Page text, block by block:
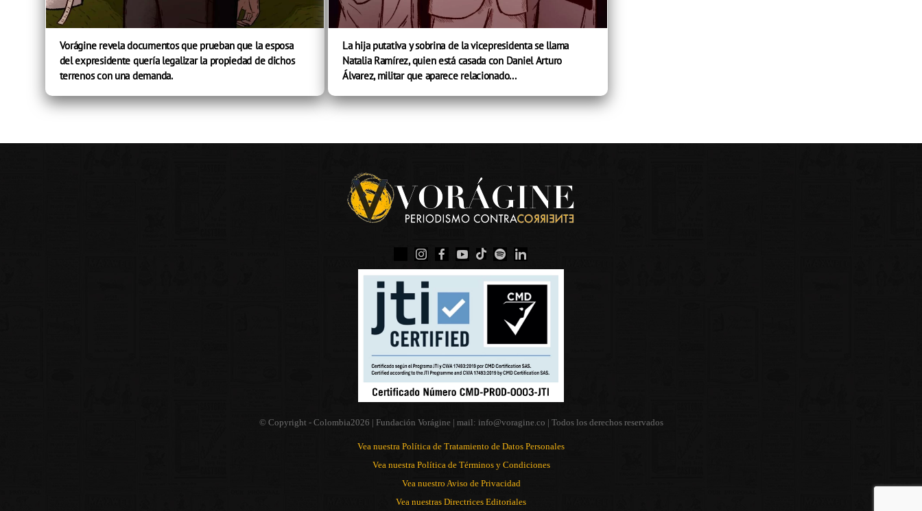
Vorágine revela documentos que prueban que la esposa
del expresidente quería legalizar la propiedad de dichos
terrenos con una demanda.
La hija putativa y sobrina de la vicepresidenta se llama
Natalia Ramírez, quien está casada con Daniel Arturo
Álvarez, militar que aparece relacionado...
© Copyright - Colombia2026 | Fundación Vorágine | mail: info@voragine.co | Todos los derechos reservados
Vea nuestra Política de Tratamiento de Datos Personales
Vea nuestra Política de Términos y Condiciones
Vea nuestro Aviso de Privacidad
Vea nuestras Directrices Editoriales